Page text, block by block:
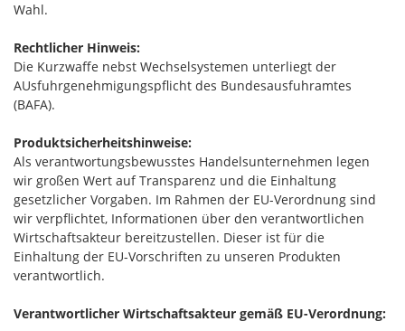
Wahl.
Rechtlicher Hinweis:
Die Kurzwaffe nebst Wechselsystemen unterliegt der
AUsfuhrgenehmigungspflicht des Bundesausfuhramtes
(BAFA).
Produktsicherheitshinweise:
Als verantwortungsbewusstes Handelsunternehmen legen
wir großen Wert auf Transparenz und die Einhaltung
gesetzlicher Vorgaben. Im Rahmen der EU-Verordnung sind
wir verpflichtet, Informationen über den verantwortlichen
Wirtschaftsakteur bereitzustellen. Dieser ist für die
Einhaltung der EU-Vorschriften zu unseren Produkten
verantwortlich.
Verantwortlicher Wirtschaftsakteur gemäß EU-Verordnung: